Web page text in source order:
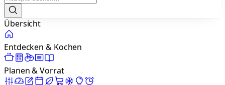
Übersicht
Entdecken & Kochen
Planen & Vorrat